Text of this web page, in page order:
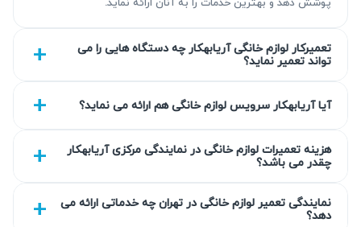
تعمیرکار لوازم خانگی آریابهکار چه دستگاه هایی را می
تواند تعمیر نماید؟
آیا آریابهکار سرویس لوازم خانگی هم ارائه می نماید؟
هزینه تعمیرات لوازم خانگی در نمایندگی مرکزی آریابهکار
چقدر می باشد؟
نمایندگی تعمیر لوازم خانگی در تهران چه خدماتی ارائه می
دهد؟